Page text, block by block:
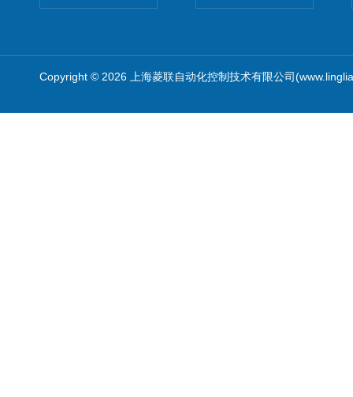
Copyright © 2026 上海菱联自动化控制技术有限公司